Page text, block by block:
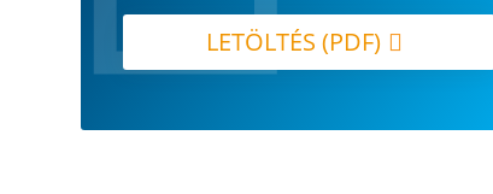
LETÖLTÉS (PDF)